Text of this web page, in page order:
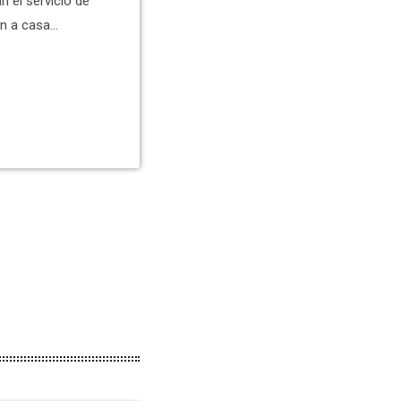
a casa
Pero,